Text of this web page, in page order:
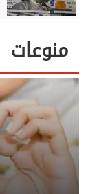
منوعات